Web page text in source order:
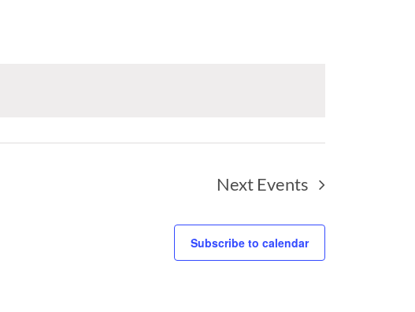
Next Events
Subscribe to calendar